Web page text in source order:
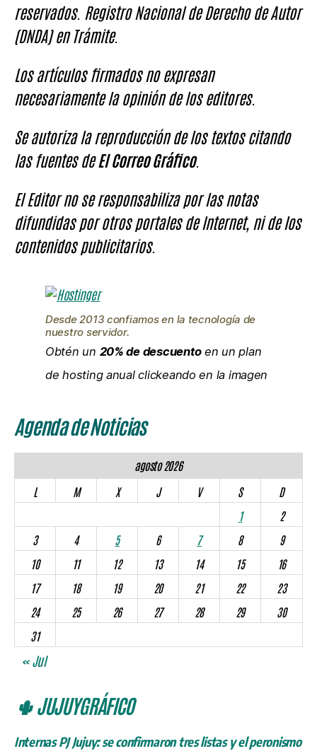
reservados. Registro Nacional de Derecho de Autor
(DNDA) en Trámite.
Los artículos firmados no expresan
necesariamente la opinión de los editores.
Se autoriza la reproducción de los textos citando
las fuentes deEl Correo Gráfico.
El Editor no se responsabiliza por las notas
difundidas por otros portales de Internet, ni de los
contenidos publicitarios.
Desde 2013 confiamos en la tecnología de
nuestro servidor.
Obtén un 20% de descuentoen un plan
de hosting anual clickeando en la imagen
Agenda de Noticias
agosto 2026
L
M X J V S
D
1
2
3
4 5 6 7 8
9
10
11 12 13 14 15
16
17
18 19 20 21 22
23
24
25 26 27 28 29
30
31
« Jul
🌵 JUJUYGRÁFICO
Internas PJ Jujuy: se confirmaron tres listas y el peronismo